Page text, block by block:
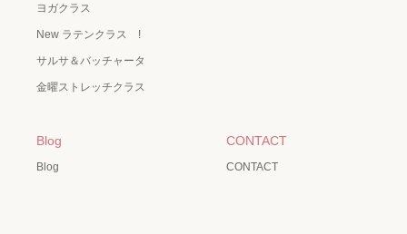
ヨガクラス
New ラテンクラス !
サルサ＆バッチャータ
金曜ストレッチクラス
Blog
Blog
CONTACT
CONTACT